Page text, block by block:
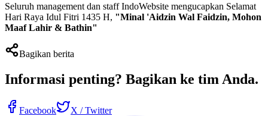
Seluruh management dan staff IndoWebsite mengucapkan Selamat
Hari Raya Idul Fitri 1435 H, "Minal 'Aidzin Wal Faidzin, Mohon
Maaf Lahir & Bathin"
Bagikan berita
Informasi penting? Bagikan ke tim Anda.
Facebook X / Twitter